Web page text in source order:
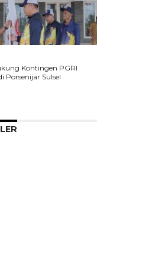
Kontingen PGRI
Porsenijar Sulsel